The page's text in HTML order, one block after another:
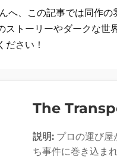
へ、この記事では同作
トーリーやダークな世
さい！
The
説明: プロの運び屋
ち事件に巻き込ま